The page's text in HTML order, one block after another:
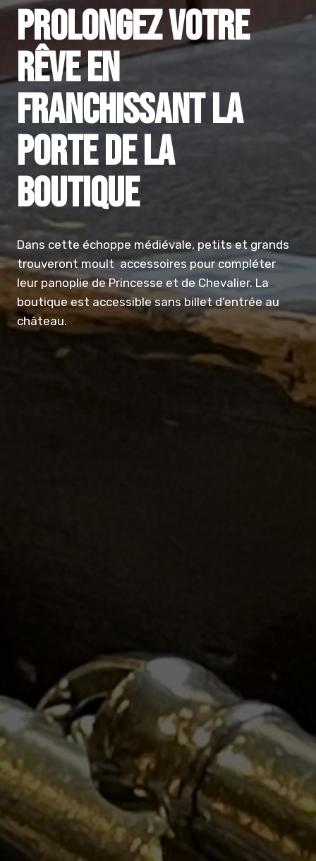
Prolongez votre
rêve en
franchissant la
porte de la
Boutique
Dans cette échoppe médiévale, petits et grands
trouveront moult accessoires pour compléter
leur panoplie de Princesse et de Chevalier. La
boutique est accessible sans billet d’entrée au
château.